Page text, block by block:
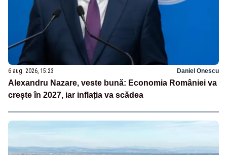
6 aug. 2026, 15:23 Daniel Onescu
Alexandru Nazare, veste bună: Economia României va
crește în 2027, iar inflația va scădea